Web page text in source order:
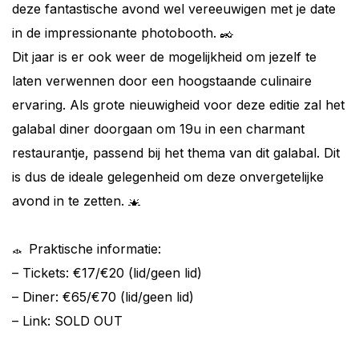
deze fantastische avond wel vereeuwigen met je date
in de impressionante photobooth.
Dit jaar is er ook weer de mogelijkheid om jezelf te
laten verwennen door een hoogstaande culinaire
ervaring. Als grote nieuwigheid voor deze editie zal het
galabal diner doorgaan om 19u in een charmant
restaurantje, passend bij het thema van dit galabal. Dit
is dus de ideale gelegenheid om deze onvergetelijke
avond in te zetten.
Praktische informatie:
– Tickets: €17/€20 (lid/geen lid)
– Diner: €65/€70 (lid/geen lid)
– Link: SOLD OUT